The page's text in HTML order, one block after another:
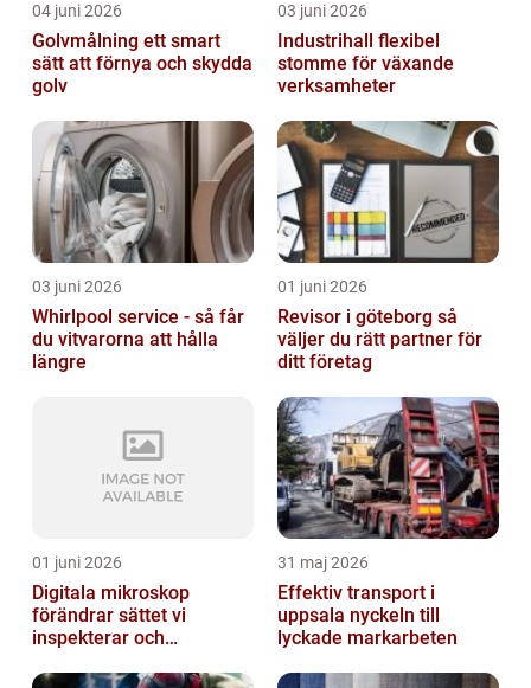
04 juni 2026
Golvmålning ett smart
sätt att förnya och skydda
golv
03 juni 2026
Industrihall flexibel
stomme för växande
verksamheter
03 juni 2026
Whirlpool service - så får
du vitvarorna att hålla
längre
01 juni 2026
Revisor i göteborg så
väljer du rätt partner för
ditt företag
01 juni 2026
Digitala mikroskop
förändrar sättet vi
inspekterar och
31 maj 2026
Effektiv transport i
uppsala nyckeln till
lyckade markarbeten